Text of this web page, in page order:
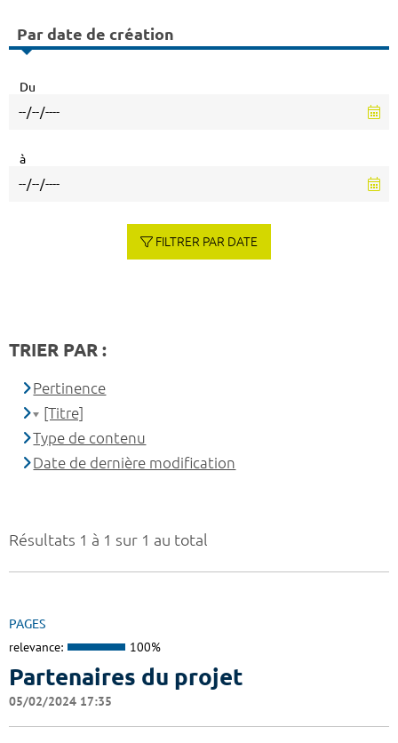
Résultats 1 à 1 sur 1 au total
PAGES
relevance: 100%
Partenaires du projet
05/02/2024 17:35
Par date de création
Du
à
FILTRER PAR DATE
TRIER PAR :
Pertinence
[Titre]
Type de contenu
Date de dernière modification